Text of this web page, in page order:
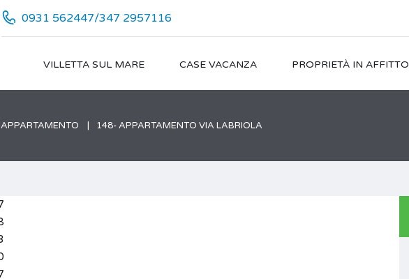
0931 562447/347 2957116
VILLETTA SUL MARE CASE VACANZA PROPRIETÀ IN AFFITTO
APPARTAMENTO 148- APPARTAMENTO VIA LABRIOLA